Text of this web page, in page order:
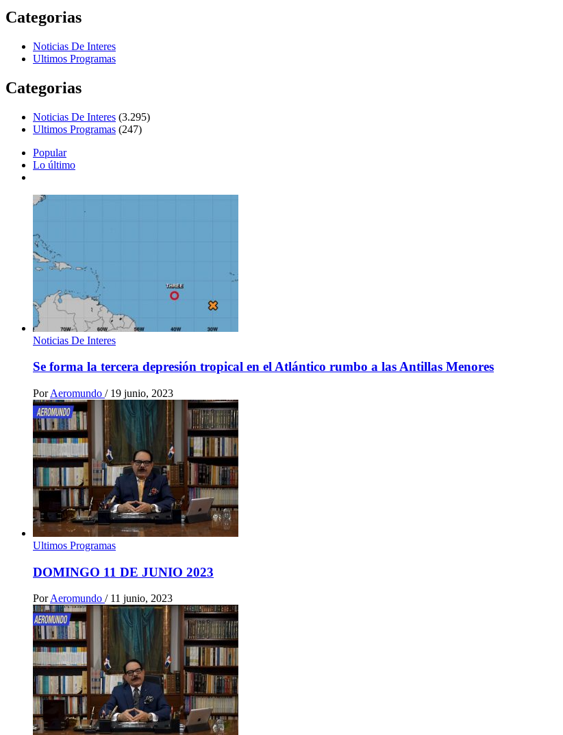
Categorias
Noticias De Interes
Ultimos Programas
Categorias
Noticias De Interes (3.295)
Ultimos Programas (247)
Popular
Lo último
Noticias De Interes
Se forma la tercera depresión tropical en el Atlántico rumbo a las Antillas Menores
Por Aeromundo / 19 junio, 2023
Ultimos Programas
DOMINGO 11 DE JUNIO 2023
PorAeromundo / 11 junio, 2023